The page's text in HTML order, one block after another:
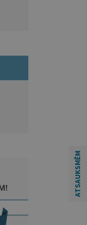
ATSAUKSMĒM